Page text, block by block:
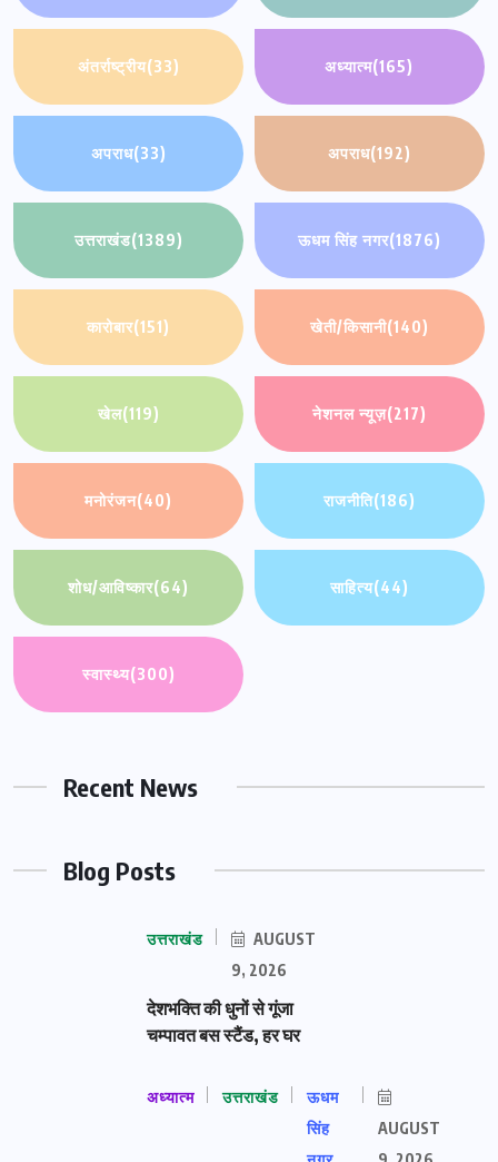
अंतर्राष्ट्रीय(33) अध्यात्म(165)
अपराध(33) अपराध(192)
उत्तराखंड(1389) ऊधम सिंह नगर(1876)
कारोबार(151) खेती/किसानी(140)
खेल(119) नेशनल न्यूज़(217)
मनोरंजन(40) राजनीति(186)
शोध/आविष्कार(64) साहित्य(44)
स्वास्थ्य(300)
Recent News
Blog Posts
उत्तराखंड
AUGUST
9, 2026
देशभक्ति की धुनों से गूंजा
चम्पावत बस स्टैंड, हर घर
अध्यात्म उत्तराखंड
ऊधम
सिंह
AUGUST